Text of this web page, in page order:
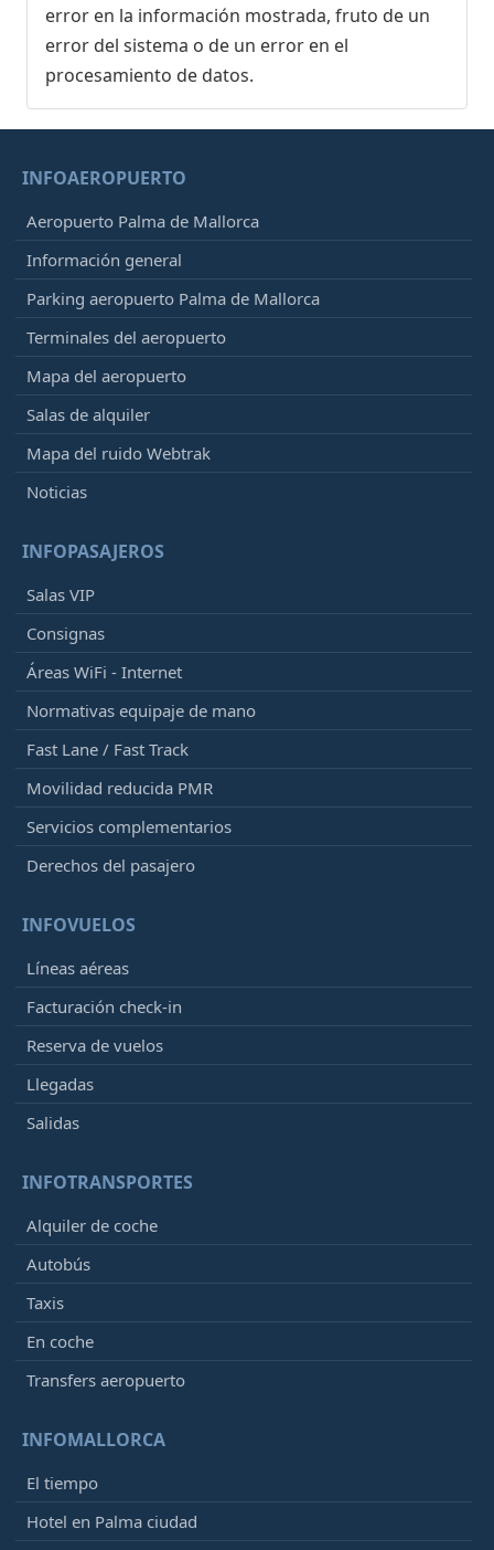
error en la información mostrada, fruto de un
error del sistema o de un error en el
procesamiento de datos.
INFOAEROPUERTO
Aeropuerto Palma de Mallorca
Información general
Parking aeropuerto Palma de Mallorca
Terminales del aeropuerto
Mapa del aeropuerto
Salas de alquiler
Mapa del ruido Webtrak
Noticias
INFOPASAJEROS
Salas VIP
Consignas
Áreas WiFi - Internet
Normativas equipaje de mano
Fast Lane / Fast Track
Movilidad reducida PMR
Servicios complementarios
Derechos del pasajero
INFOVUELOS
Líneas aéreas
Facturación check-in
Reserva de vuelos
Llegadas
Salidas
INFOTRANSPORTES
Alquiler de coche
Autobús
Taxis
En coche
Transfers aeropuerto
INFOMALLORCA
El tiempo
Hotel en Palma ciudad